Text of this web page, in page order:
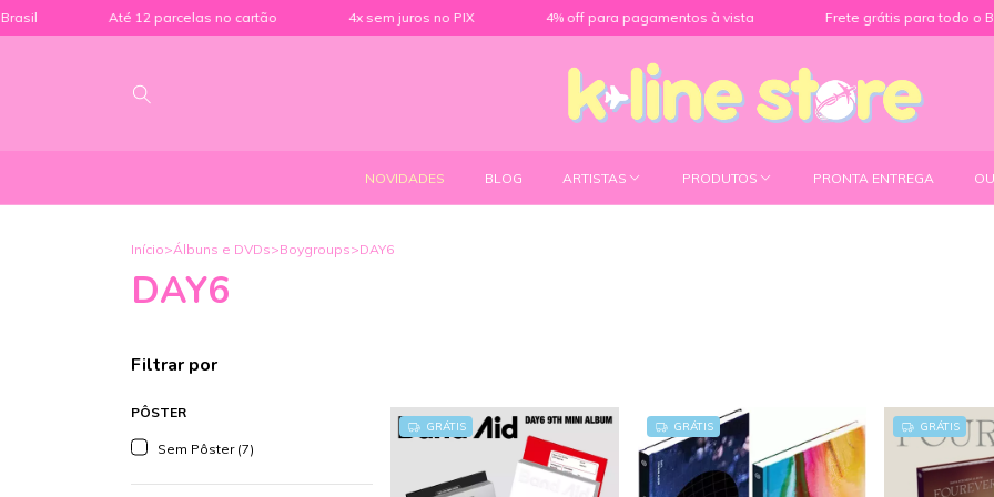
Até 12 parcelas no cartão 4x sem juros no PIX 4% off para pagamentos à vista Frete grátis para todo o Brasil
NOVIDADES BLOG ARTISTAS PRODUTOS PRONTA ENTREGA
Início>Álbuns e DVDs>Boygroups>DAY6
DAY6
Filtrar por
PÔSTER
Sem Pôster (7)
GRÁTIS GRÁTIS GRÁTIS